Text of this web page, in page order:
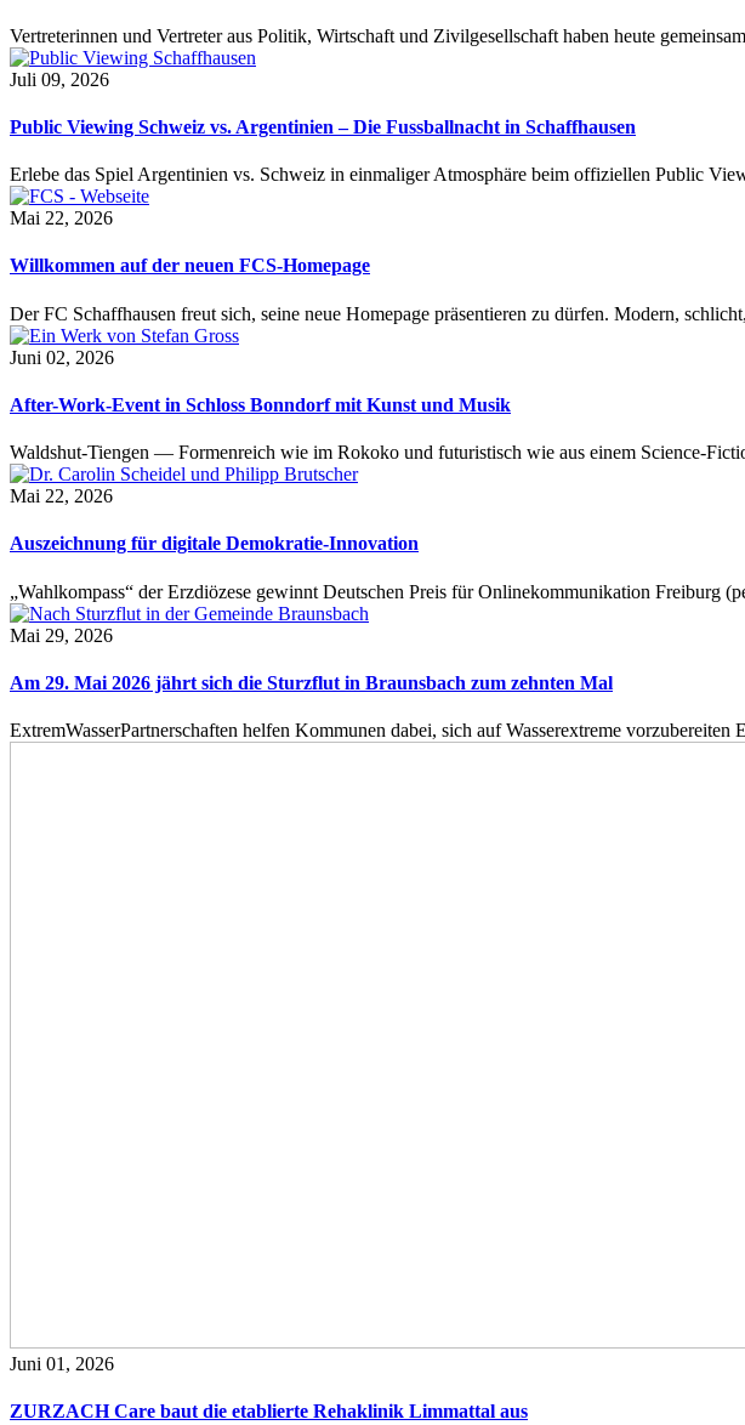
Vertreterinnen und Vertreter aus Politik, Wirtschaft und Zivilgesellschaft haben heute
Juli 09, 2026
Public Viewing Schweiz vs. Argentinien – Die Fussballnacht in Schaffhausen
Erlebe das Spiel Argentinien vs. Schweiz in einmaliger Atmosphäre beim offiziellen Public
Mai 22, 2026
Willkommen auf der neuen FCS-Homepage
Der FC Schaffhausen freut sich, seine neue Homepage präsentieren zu dürfen. Modern,
Juni 02, 2026
After-Work-Event in Schloss Bonndorf mit Kunst und Musik
Waldshut-Tiengen — Formenreich wie im Rokoko und futuristisch wie aus einem Science-
Mai 22, 2026
Auszeichnung für digitale Demokratie-Innovation
„Wahlkompass“ der Erzdiözese gewinnt Deutschen Preis für Onlinekommunikation Freiburg
Mai 29, 2026
Am 29. Mai 2026 jährt sich die Sturzflut in Braunsbach zum zehnten Mal
ExtremWasserPartnerschaften helfen Kommunen dabei, sich auf Wasserextreme
Juni 01, 2026
ZURZACH Care baut die etablierte Rehaklinik Limmattal aus